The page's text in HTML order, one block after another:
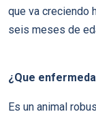
que va creciendo
seis meses de
¿Que
Es un animal